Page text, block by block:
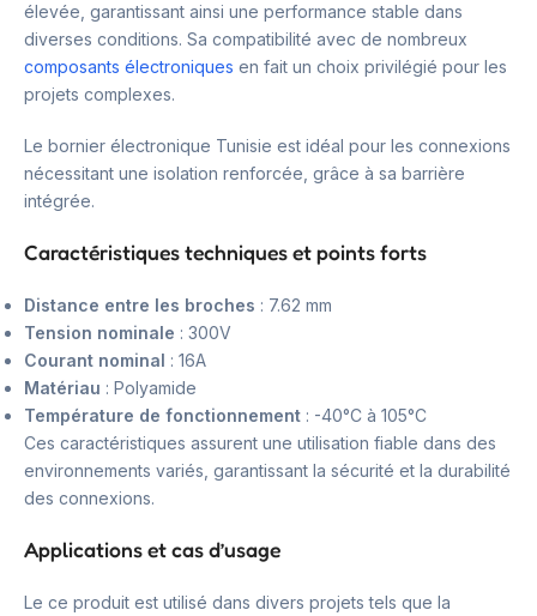
élevée, garantissant ainsi une performance stable dans
diverses conditions. Sa compatibilité avec de nombreux
composants électroniques en fait un choix privilégié pour les
projets complexes.
Le bornier électronique Tunisie est idéal pour les connexions
nécessitant une isolation renforcée, grâce à sa barrière
intégrée.
Caractéristiques techniques et points forts
Distance entre les broches : 7.62 mm
Tension nominale : 300V
Courant nominal : 16A
Matériau : Polyamide
Température de fonctionnement : -40°C à 105°C
Ces caractéristiques assurent une utilisation fiable dans des
environnements variés, garantissant la sécurité et la durabilité
des connexions.
Applications et cas d’usage
Le ce produit est utilisé dans divers projets tels que la